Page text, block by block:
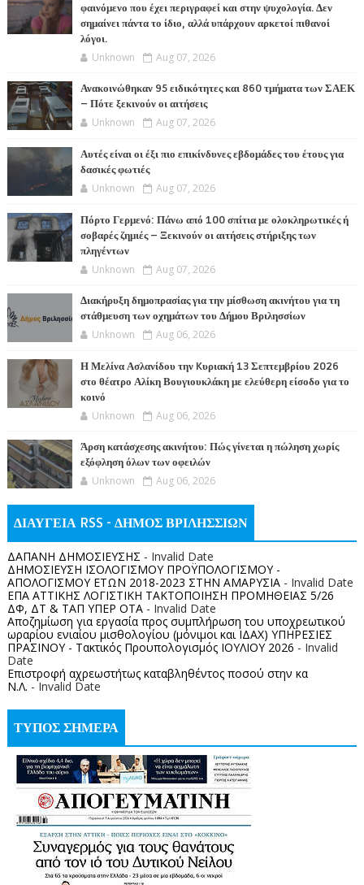
φαινόμενο που έχει περιγραφεί και στην ψυχολογία. Δεν
σημαίνει πάντα το ίδιο, αλλά υπάρχουν αρκετοί πιθανοί
λόγοι.
Unknown Aug 07, 2026
Ανακοινώθηκαν 95 ειδικότητες και 860 τμήματα των ΣΑΕΚ
– Πότε ξεκινούν οι αιτήσεις
Unknown Aug 07, 2026
Αυτές είναι οι έξι πιο επικίνδυνες εβδομάδες του έτους για
δασικές φωτιές
Unknown Aug 07, 2026
Πόρτο Γερμενό: Πάνω από 100 σπίτια με ολοκληρωτικές ή
σοβαρές ζημιές – Ξεκινούν οι αιτήσεις στήριξης των
πληγέντων
Unknown Aug 07, 2026
Διακήρυξη δημοπρασίας για την μίσθωση ακινήτου για τη
στάθμευση των οχημάτων του Δήμου Βριλησσίων
Unknown Aug 06, 2026
Η Μελίνα Ασλανίδου την Kυριακή 13 Σεπτεμβρίου 2026
στο θέατρο Αλίκη Βουγιουκλάκη με ελεύθερη είσοδο για το
κοινό
Unknown Aug 06, 2026
Άρση κατάσχεσης ακινήτου: Πώς γίνεται η πώληση χωρίς
εξόφληση όλων των οφειλών
Unknown Aug 06, 2026
ΔΙΑΥΓΕΙΑ RSS - ΔΗΜΟΣ ΒΡΙΛΗΣΣΙΩΝ
ΔΑΠΑΝΗ ΔΗΜΟΣΙΕΥΣΗΣ - Invalid Date
ΔΗΜΟΣΙΕΥΣΗ ΙΣΟΛΟΓΙΣΜΟΥ ΠΡΟΫΠΟΛΟΓΙΣΜΟΥ -
ΑΠΟΛΟΓΙΣΜΟΥ ΕΤΩΝ 2018-2023 ΣΤΗΝ ΑΜΑΡΥΣΙΑ- Invalid Date
ΕΠΑ ΑΤΤΙΚΗΣ ΛΟΓΙΣΤΙΚΗ ΤΑΚΤΟΠΟΙΗΣΗ ΠΡΟΜΗΘΕΙΑΣ 5/26
ΔΦ, ΔΤ & ΤΑΠ ΥΠΕΡ ΟΤΑ- Invalid Date
Αποζημίωση για εργασία προς συμπλήρωση του υποχρεωτικού
ωραρίου ενιαίου μισθολογίου (μόνιμοι και ΙΔΑΧ) ΥΠΗΡΕΣΙΕΣ
ΠΡΑΣΙΝΟΥ - Τακτικός Προυπολογισμός ΙΟΥΛΙΟΥ 2026 - Invalid
Date
Επιστροφή αχρεωστήτως καταβληθέντος ποσoύ στην κα
Ν.Λ. - Invalid Date
ΤΥΠΟΣ ΣΗΜΕΡΑ